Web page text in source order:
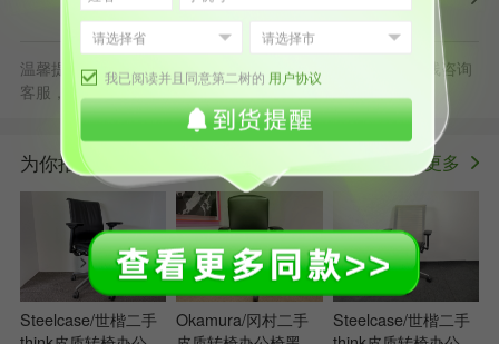
我已阅读并且同意第二树的 用户协议
>
正规发票
退货原则
温馨提示：默拍不发货，批量采购立享更多优惠，可随时在线咨询
客服，或拨打服务电话400-178-1088
为你推荐 更多
Steelcase/世楷二手
Okamura/冈村二手
Steelcase/世楷二手